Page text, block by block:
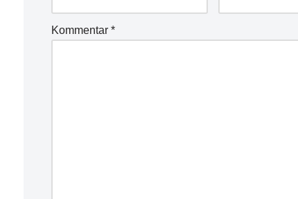
Kommentar *